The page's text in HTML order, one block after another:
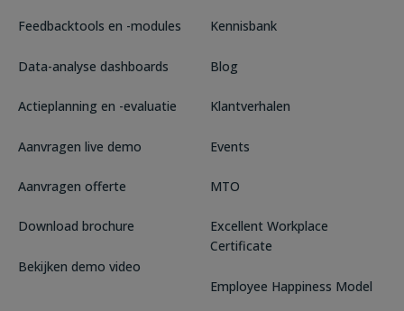
Feedbacktools en -modules
Data-analyse dashboards
Actieplanning en -evaluatie
Aanvragen live demo
Aanvragen offerte
Download brochure
Bekijken demo video
Kennisbank
Blog
Klantverhalen
Events
MTO
Excellent Workplace
Certificate
Employee Happiness Model